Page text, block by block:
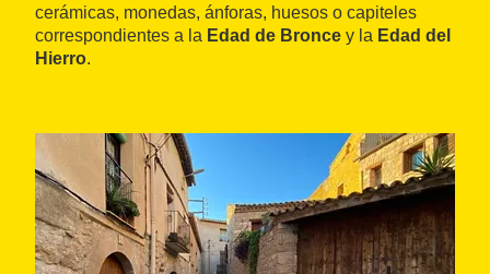
cerámicas, monedas, ánforas, huesos o capiteles
correspondientes a la Edad de Bronce y la Edad del
Hierro.